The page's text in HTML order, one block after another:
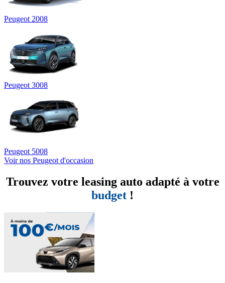
Peugeot 2008
Peugeot 3008
Peugeot 5008
Voir nos Peugeot d'occasion
Trouvez votre leasing auto adapté à votre
budget !